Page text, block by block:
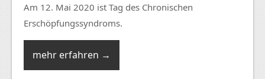
Am 12. Mai 2020 ist Tag des Chronischen
Erschöpfungssyndroms.
mehr erfahren →